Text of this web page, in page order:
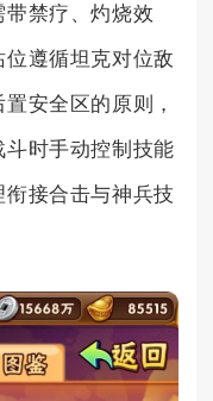
禁疗、灼烧效
遵循坦克对位敌
安全区的原则，
时手动控制技能
接合击与神兵技